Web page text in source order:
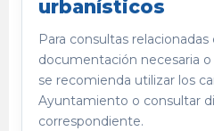
urbanísticos
Para consultas
documentación necesaria
se recomienda utilizar los
Ayuntamiento o consultar
correspondiente.